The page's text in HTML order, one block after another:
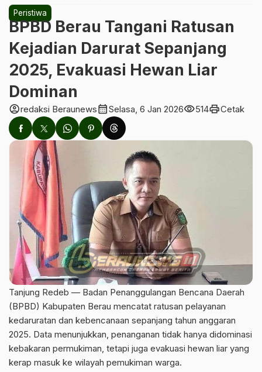
Peristiwa
BPBD Berau Tangani Ratusan
Kejadian Darurat Sepanjang
2025, Evakuasi Hewan Liar
Dominan
account_circleredaksi Beraunewscalendar_monthSelasa, 6 Jan 2026visibility514printCetak
Tanjung Redeb — Badan Penanggulangan Bencana Daerah
(BPBD) Kabupaten Berau mencatat ratusan pelayanan
kedaruratan dan kebencanaan sepanjang tahun anggaran
2025. Data menunjukkan, penanganan tidak hanya didominasi
kebakaran permukiman, tetapi juga evakuasi hewan liar yang
kerap masuk ke wilayah pemukiman warga.